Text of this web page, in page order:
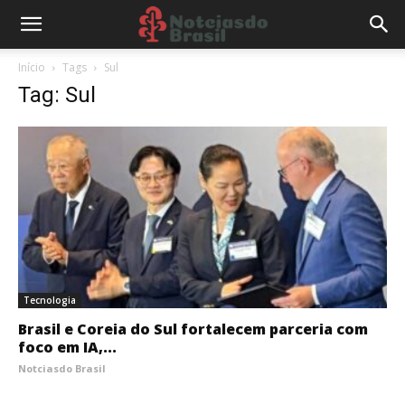
Início Tags Sul
Tag: Sul
Tecnologia
Brasil e Coreia do Sul fortalecem parceria com
foco em IA,...
Notciasdo Brasil